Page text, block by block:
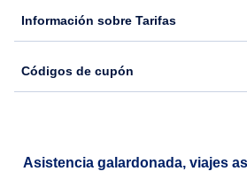
Información sobre Tarifas
Códigos de cupón
Asistencia galardonada, viajes